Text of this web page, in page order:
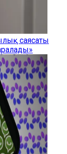
саясаты